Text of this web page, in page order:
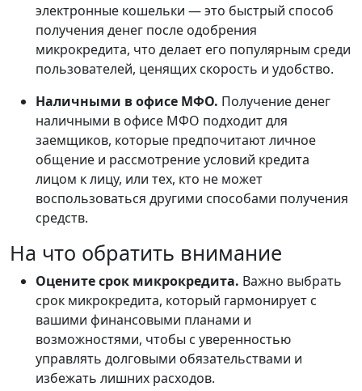
электронные кошельки — это быстрый способ
получения денег после одобрения
микрокредита, что делает его популярным среди
пользователей, ценящих скорость и удобство.
Наличными в офисе МФО. Получение денег
наличными в офисе МФО подходит для
заемщиков, которые предпочитают личное
общение и рассмотрение условий кредита
лицом к лицу, или тех, кто не может
воспользоваться другими способами получения
средств.
На что обратить внимание
Оцените срок микрокредита. Важно выбрать
срок микрокредита, который гармонирует с
вашими финансовыми планами и
возможностями, чтобы с уверенностью
управлять долговыми обязательствами и
избежать лишних расходов.